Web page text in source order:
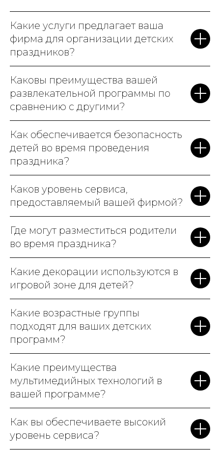
артефакты, говорящая шляпа
и даже битва с Волан-де-
Мортом! Аниматоры –
настоящие профессионалы,
видно, что детям с ними
весело. Особенно
беспокоиться о деталях.
Всё, от украшения зала, до
кейтеринга, было на высшем
уровне. Родители и дети были
в полном восторге. Мы точно
к вам вернемся на
следующийдень рождения!
Какие услуги предлагает ваша
фирма для организации детских
праздников?
Каковы преимущества вашей
развлекательной программы по
сравнению с другими?
Как обеспечивается безопасность
детей во время проведения
праздника?
Каков уровень сервиса,
предоставляемый вашей фирмой?
Где могут разместиться родители
во время праздника?
Какие декорации используются в
игровой зоне для детей?
Какие возрастные группы
подходят для ваших детских
программ?
Какие преимущества
мультимедийных технологий в
вашей программе?
Как вы обеспечиваете высокий
уровень сервиса?